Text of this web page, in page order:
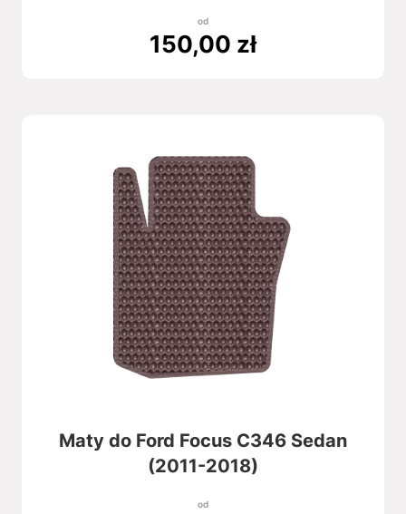
od
150,00 zł
Maty do Ford Focus C346 Sedan
(2011-2018)
od